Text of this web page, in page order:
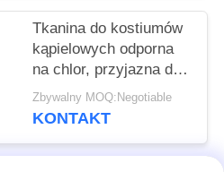
Tkanina do kostiumów
kąpielowych odporna
na chlor, przyjazna dla
środowiska
Zbywalny MOQ:Negotiable
KONTAKT